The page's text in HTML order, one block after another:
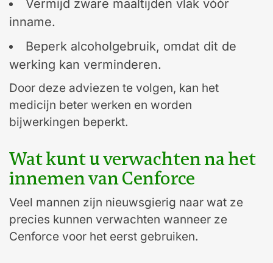
Vermijd zware maaltijden vlak vóór
inname.
Beperk alcoholgebruik, omdat dit de
werking kan verminderen.
Door deze adviezen te volgen, kan het
medicijn beter werken en worden
bijwerkingen beperkt.
Wat kunt u verwachten na het
innemen van Cenforce
Veel mannen zijn nieuwsgierig naar wat ze
precies kunnen verwachten wanneer ze
Cenforce voor het eerst gebruiken.